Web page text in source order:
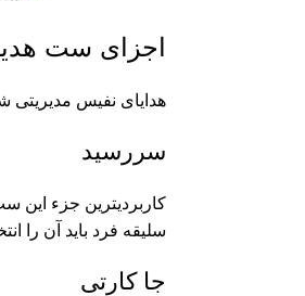
اجزای ست
هدایای نفیس مدیریتی
سررسید
کاربردیترین جزء این
سلیقه فرد باید آن را
جا کارتی